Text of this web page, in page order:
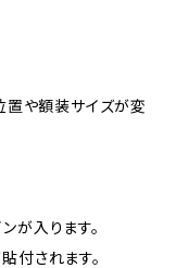
置や額装サイズが変
が入ります。
付されます。